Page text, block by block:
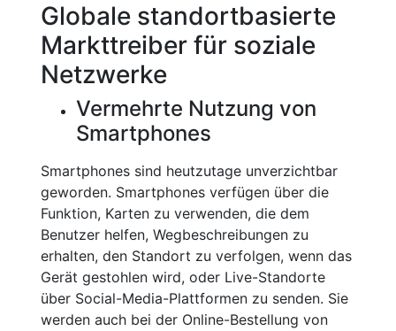
Globale standortbasierte
Markttreiber für soziale
Netzwerke
Vermehrte Nutzung von
Smartphones
Smartphones sind heutzutage unverzichtbar
geworden. Smartphones verfügen über die
Funktion, Karten zu verwenden, die dem
Benutzer helfen, Wegbeschreibungen zu
erhalten, den Standort zu verfolgen, wenn das
Gerät gestohlen wird, oder Live-Standorte
über Social-Media-Plattformen zu senden. Sie
werden auch bei der Online-Bestellung von